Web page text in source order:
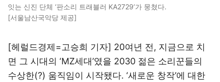
잇는 신진 단체 ‘판소리 트래블러 KA2729’가 뭉쳤다.
[서울남산국악당 제공]
[헤럴드경제=고승희 기자] 20여년 전, 지금으로 치
면 그 시대의 ‘MZ세대’였을 2030 젊은 소리꾼들의
수상한(?) 움직임이 시작됐다. ‘새로운 창작’에 대한